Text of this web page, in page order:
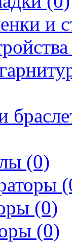
и
(0)
(0)
(0)